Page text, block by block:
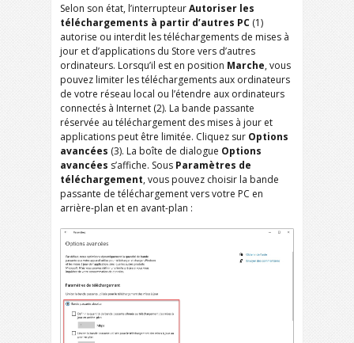
Selon son état, l’interrupteurAutoriser les
téléchargements à partir d’autres PC (1)
autorise ou interdit les téléchargements de mises à
jour et d’applications du Store vers d’autres
ordinateurs. Lorsqu’il est en position Marche, vous
pouvez limiter les téléchargements aux ordinateurs
de votre réseau local ou l’étendre aux ordinateurs
connectés à Internet (2). La bande passante
réservée au téléchargement des mises à jour et
applications peut être limitée. Cliquez sur Options
avancées (3). La boîte de dialogue Options
avancées s’affiche. Sous Paramètres de
téléchargement, vous pouvez choisir la bande
passante de téléchargement vers votre PC en
arrière-plan et en avant-plan :